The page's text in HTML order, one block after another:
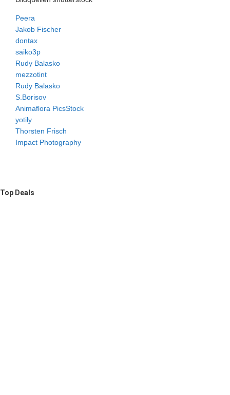
Peera
Jakob Fischer
dontax
saiko3p
Rudy Balasko
mezzotint
Rudy Balasko
S.Borisov
Animaflora PicsStock
yotily
Thorsten Frisch
Impact Photography
Top Deals